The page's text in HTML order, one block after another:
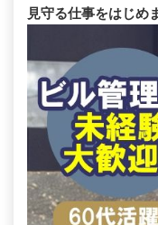
見守る仕事をはじめ